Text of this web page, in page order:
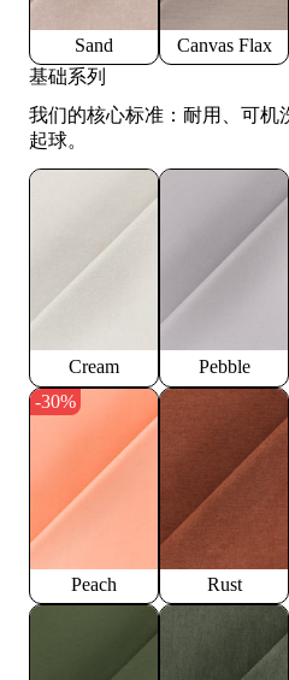
Sand Canvas Flax
基础系列
我们的核心标准：耐用、可机
起球。
Cream Pebble
-30%
Peach Rust